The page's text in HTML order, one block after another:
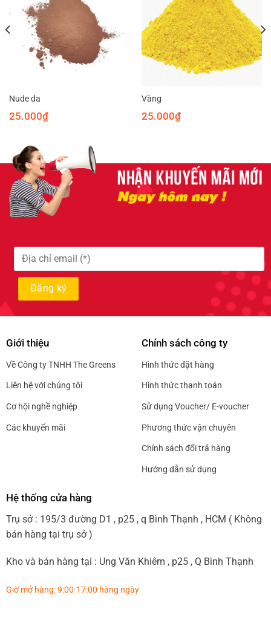
Nude da
25.000₫
Vàng
25.000₫
Giới thiệu
Về Công ty TNHH The Greens
Liên hệ với chúng tôi
Cơ hội nghề nghiệp
Các khuyến mãi
Chính sách công ty
Hình thức đặt hàng
Hình thức thanh toán
Sử dụng Voucher/ E-voucher
Phương thức vận chuyên
Chính sách đổi trả hàng
Hướng dẫn sử dụng
Hệ thống cửa hàng
Trụ sở : 195/3 đường D1 , p25 , q Bình Thạnh , HCM ( Không
bán hàng tại trụ sở )
Kho và bán hàng tại : Ung Văn Khiêm , p25 , Q Bình Thạnh
Giờ mở hàng: 9:00-17:00 hàng ngày